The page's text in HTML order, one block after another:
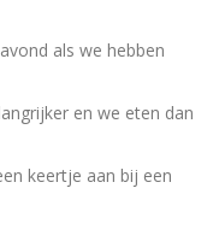
als we hebben
en we eten dan
keertje aan bij een